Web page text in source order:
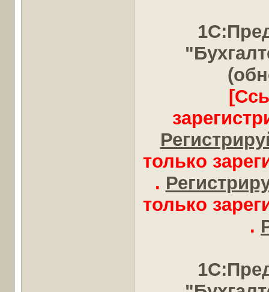
только
.
только
.